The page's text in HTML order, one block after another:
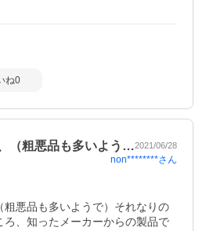
うかなと思うくらい良いです。
がほかにもありましたが、やはり
技術が確立している会社さんが出
ね0
（粗悪品も多いよう…2021/06/28
non********さん
粗悪品も多いようで）それなりの
ろ、知ったメーカーからの製品で